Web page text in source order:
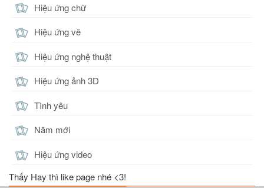
Hiệu ứng chữ
Hiệu ứng vẽ
Hiệu ứng nghệ thuật
Hiệu ứng ảnh 3D
Tình yêu
Năm mới
Hiệu ứng video
Thấy Hay thì like page nhé <3!